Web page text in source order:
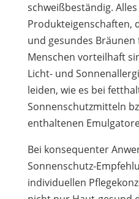
schweißbeständig.
Produkteigenschaften,
und gesundes
Menschen vorteilhaft
Licht- und
leiden, wie es bei
Sonnenschutzmitteln
enthaltenen
Bei konsequenter
Sonnenschutz-
individuellen